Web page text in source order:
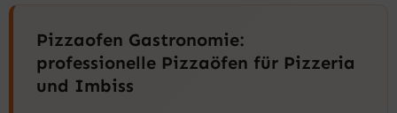
Pizzaofen Gastronomie:
professionelle Pizzaöfen für Pizzeria
und Imbiss